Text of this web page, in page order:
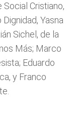
Cristiano,
Yasna
Sichel, de la
Más; Marco
Eduardo
y Franco